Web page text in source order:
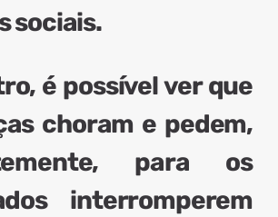
sociais.
é possível ver que
choram e pedem,
para os
interromperem